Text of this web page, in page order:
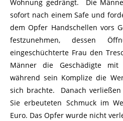
Wohnung gedrängt. Die
sofort nach einem Safe und
dem Opfer Handschellen vors
festzunehmen, dessen
eingeschüchterte Frau den
Männer die Geschädigte mit
während sein Komplize die
sich brachte. Danach
Sie erbeuteten Schmuck im
Euro. Das Opfer wurde nicht